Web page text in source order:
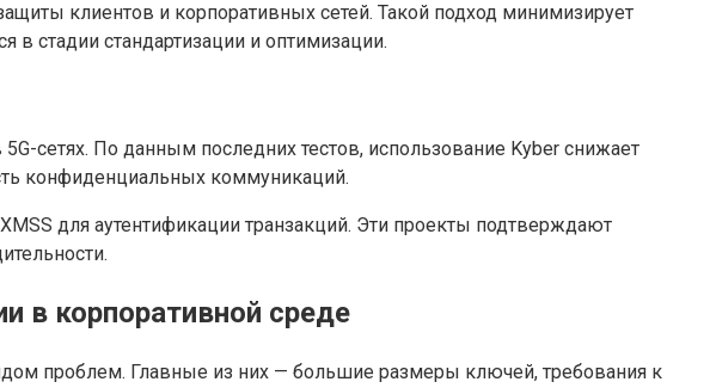
клиентов и корпоративных сетей. Такой подход минимизирует
в стадии стандартизации и оптимизации.
сетях. По данным последних тестов, использование Kyber снижает
конфиденциальных коммуникаций.
для аутентификации транзакций. Эти проекты подтверждают
в корпоративной среде
проблем. Главные из них — большие размеры ключей, требования к